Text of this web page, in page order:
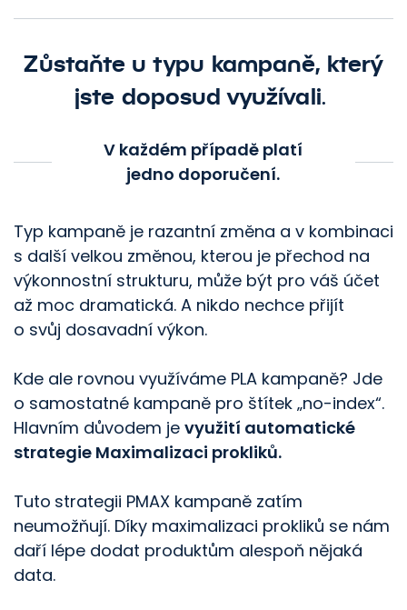
Zůstaňte u typu kampaně, který
jste doposud využívali.
V každém případě platí
jedno doporučení.
Typ kampaně je razantní změna a v kombinaci
s další velkou změnou, kterou je přechod na
výkonnostní strukturu, může být pro váš účet
až moc dramatická. A nikdo nechce přijít
o svůj dosavadní výkon.
Kde ale rovnou využíváme PLA kampaně? Jde
o samostatné kampaně pro štítek „no-index“.
Hlavním důvodem je využití automatické
strategie Maximalizaci prokliků.
Tuto strategii PMAX kampaně zatím
neumožňují. Díky maximalizaci prokliků se nám
daří lépe dodat produktům alespoň nějaká
data.